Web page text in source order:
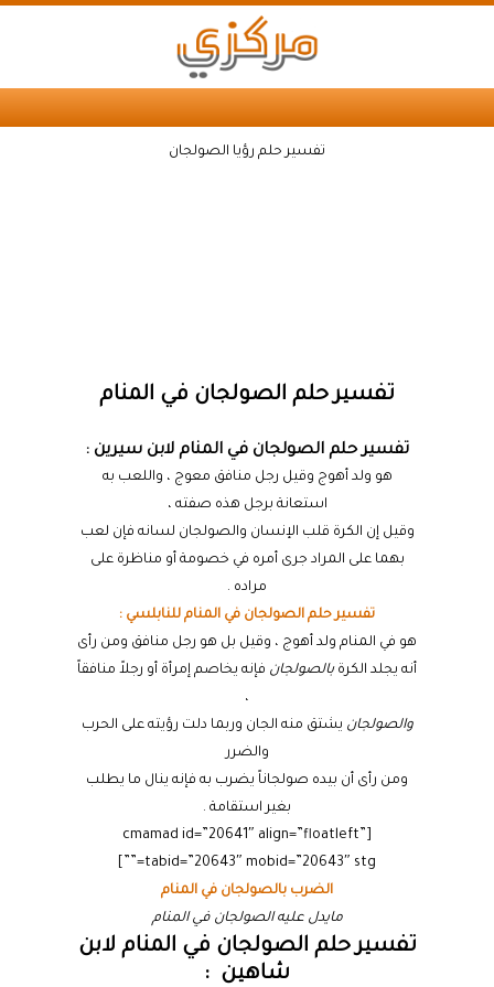
تفسير حلم رؤيا الصولجان
تفسير حلم الصولجان في المنام
تفسير حلم الصولجان في المنام لابن سيرين :
هو ولد أهوج وقيل رجل منافق معوج ، واللعب به
استعانة برجل هذه صفته ،
وقيل إن الكرة قلب الإنسان والصولجان لسانه فإن لعب
بهما على المراد جرى أمره في خصومة أو مناظرة على
مراده .
تفسير حلم الصولجان في المنام للنابلسي :
هو في المنام ولد أهوج ، وقيل بل هو رجل منافق ومن رأى
أنه يجلد الكرةبالصولجان فإنه يخاصم إمرأة أو رجلاً منافقاً
،
والصولجان يشتق منه الجان وربما دلت رؤيته على الحرب
والضرر
ومن رأى أن بيده صولجاناً يضرب به فإنه ينال ما يطلب
بغير استقامة .
[cmamad id=”20641″ align=”floatleft”
tabid=”20643″ mobid=”20643″ stg=””]
الضرب بالصولجان في المنام
مايدل عليه الصولجان في المنام
تفسير حلم الصولجان في المنام لابن
شاهين :